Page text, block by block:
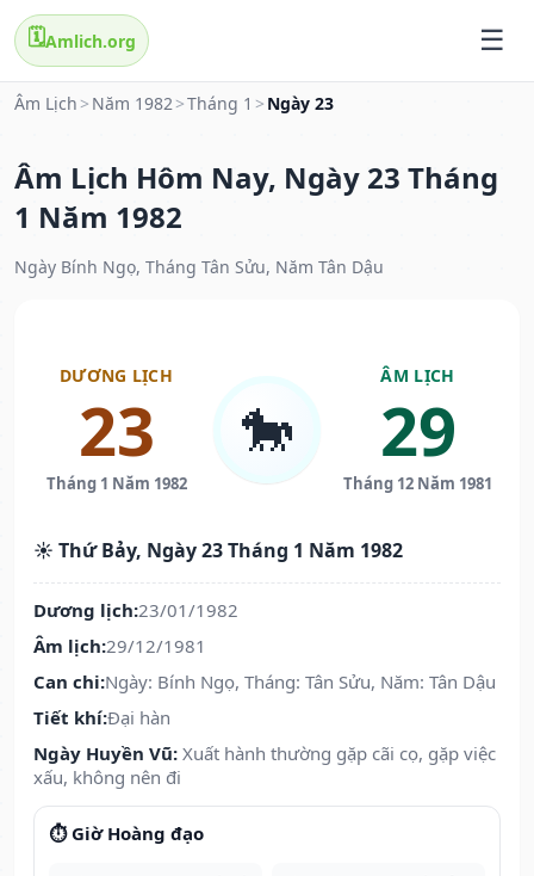
🗓️Amlich.org
Âm Lịch > Năm 1982>Tháng 1 > Ngày 23
Âm Lịch Hôm Nay, Ngày 23 Tháng
1 Năm 1982
Ngày Bính Ngọ, Tháng Tân Sửu, Năm Tân Dậu
DƯƠNG LỊCH
23
Tháng 1 Năm 1982
🐎
ÂM LỊCH
29
Tháng 12 Năm 1981
☀️ Thứ Bảy, Ngày 23 Tháng 1 Năm 1982
Dương lịch:23/01/1982
Âm lịch:29/12/1981
Can chi:Ngày: Bính Ngọ, Tháng: Tân Sửu, Năm: Tân Dậu
Tiết khí:Đại hàn
Ngày Huyền Vũ: Xuất hành thường gặp cãi cọ, gặp việc
xấu, không nên đi
⏱️ Giờ Hoàng đạo